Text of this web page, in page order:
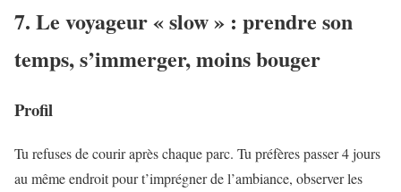
7. Le voyageur « slow » : prendre son
temps, s’immerger, moins bouger
Profil
Tu refuses de courir après chaque parc. Tu préfères passer 4 jours
au même endroit pour t’imprégner de l’ambiance, observer les